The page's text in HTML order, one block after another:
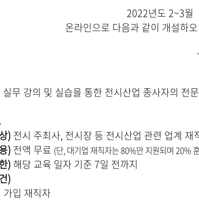
2022년도 2~3월
온라인으로 다음과 같이 개설하
무 강의 및 실습을 통한 전시산업 종사자의 전
) 전시 주최사, 전시장 등 전시산업 관련 업계 재
) 전액 무료 (단, 대기업 재직자는 80%만 지원되며 20%
) 해당 교육 일자 기준 7일 전까지
)
가입 재직자